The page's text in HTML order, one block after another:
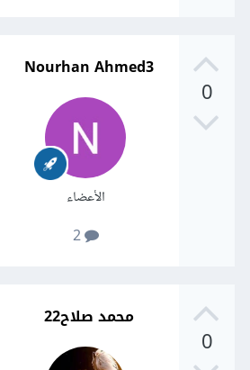
0
Nourhan Ahmed3
الأعضاء
2
0
محمد صلاح22